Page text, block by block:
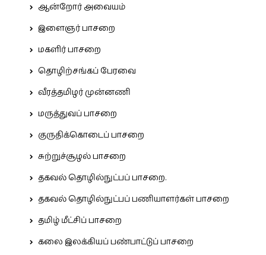
ஆன்றோர் அவையம்
இளைஞர் பாசறை
மகளிர் பாசறை
தொழிற்சங்கப் பேரவை
வீரத்தமிழர் முன்னணி
மருத்துவப் பாசறை
குருதிக்கொடைப் பாசறை
சுற்றுச்சூழல் பாசறை
தகவல் தொழில்நுட்பப் பாசறை.
தகவல் தொழில்நுட்பப் பணியாளர்கள் பாசறை
தமிழ் மீட்சிப் பாசறை
கலை இலக்கியப் பண்பாட்டுப் பாசறை